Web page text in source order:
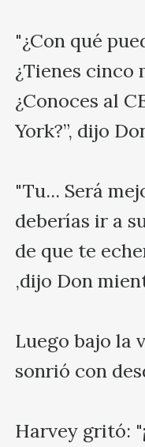
"¿Con qué
¿Tienes cinco
¿Conoces al
York?”, dijo
"Tu... Será
deberías ir a
de que te
,dijo Don
Luego bajo la
sonrió con
Harvey gritó: